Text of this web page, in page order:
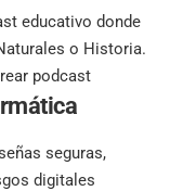
educativo donde
o Historia.
podcast
seguras,
digitales